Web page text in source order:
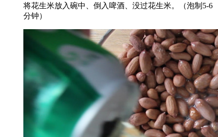
将花生米放入碗中、倒入啤酒、没过花生米。（泡制5-6
分钟）